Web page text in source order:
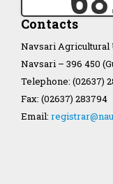
GAU Act 2004
NAU
Contacts
Navsari Agricultural
Navsari – 396 450
Telephone: (02637)
Fax: (02637) 283794
Email: